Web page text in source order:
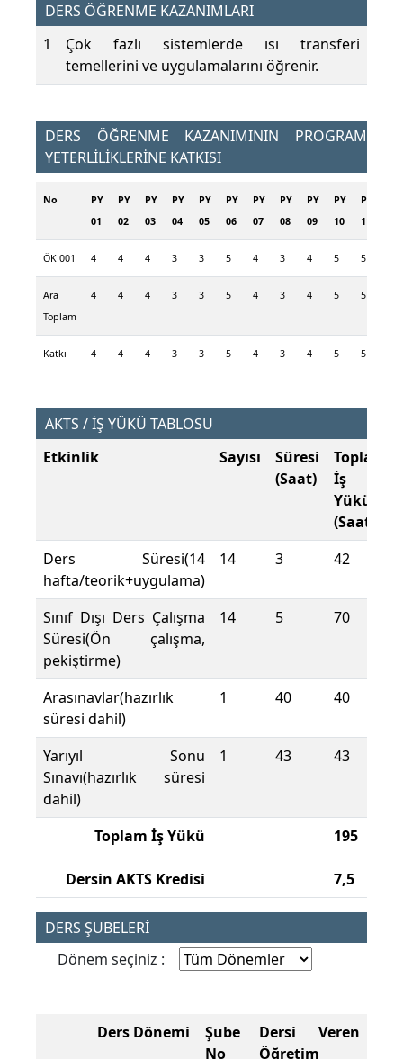
DERS ÖĞRENME KAZANIMLARI
1
Çok fazlı sistemlerde ısı transferi
temellerini ve uygulamalarını öğrenir.
DERS ÖĞRENME KAZANIMININ PROGRAM
YETERLİLİKLERİNE KATKISI
No
PY
01
PY
02
PY
03
PY
04
PY
05
PY
06
PY
07
PY
08
PY
09
PY
10
PY
11
ÖK 001 4 4 4 3 3 5 4 3 4 5 5
Ara
Toplam
4 4 4 3 3 5 4 3 4 5 5
Katkı 4 4 4 3 3 5 4 3 4 5 5
AKTS / İŞ YÜKÜ TABLOSU
Etkinlik
Sayısı
Süresi
(Saat)
Toplam
İş
Yükü
(Saat)
Ders Süresi(14
hafta/teorik+uygulama)
14 3 42
Sınıf Dışı Ders Çalışma
Süresi(Ön çalışma,
pekiştirme)
14 5 70
Arasınavlar(hazırlık
süresi dahil)
1 40 40
Yarıyıl Sonu
Sınavı(hazırlık süresi
dahil)
1 43 43
Toplam İş Yükü
Dersin AKTS Kredisi
195
7,5
DERS ŞUBELERİ
Dönem seçiniz :
Ders Dönemi
Şube
No
Dersi Veren
Öğretim